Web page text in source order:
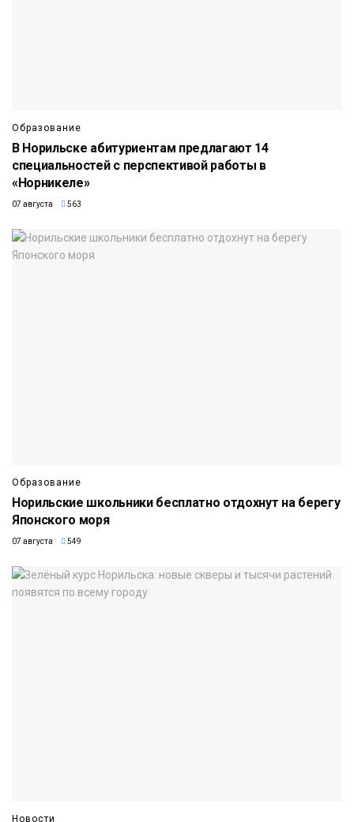
Образование
В Норильске абитуриентам предлагают 14
специальностей с перспективой работы в
«Норникеле»
07 августа 563
Образование
Норильские школьники бесплатно отдохнут на берегу
Японского моря
07 августа 549
Новости